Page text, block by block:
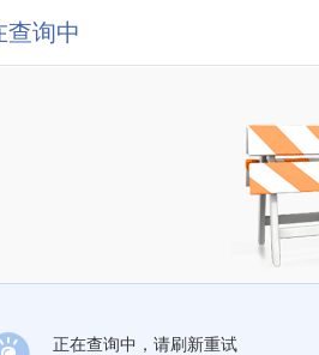
查询中
正在查询中，请刷新重试